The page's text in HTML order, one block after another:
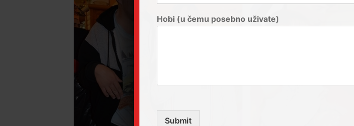
Hobi (u čemu posebno uživate)
Submit